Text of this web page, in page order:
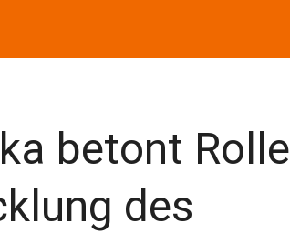
betont Rolle
des